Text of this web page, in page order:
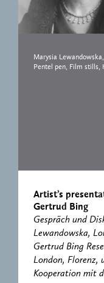
ERNST
2007
Marysia
Pentel pen, Film stills,
Artist’s
Gertrud Bing
Gespräch und
Lewandowska,
Gertrud Bing
London, Florenz,
Kooperation mit